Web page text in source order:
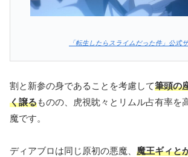
「転生したらスライムだった件」公式
割と新参の身であることを考慮して筆頭の
く譲るものの、虎視眈々とリムル占有率を
魔です。
ディアブロは同じ原初の悪魔、 魔王ギィと